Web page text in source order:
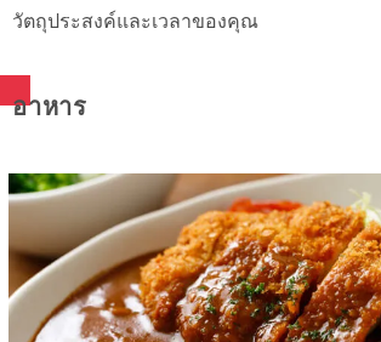
วัตถุประสงค์และเวลาของคุณ
อาหาร